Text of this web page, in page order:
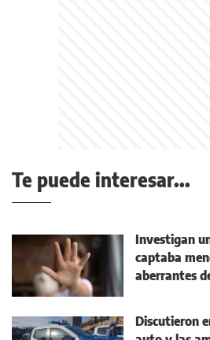
Te puede interesar...
Investigan
captaba
aberrantes
Discutieron